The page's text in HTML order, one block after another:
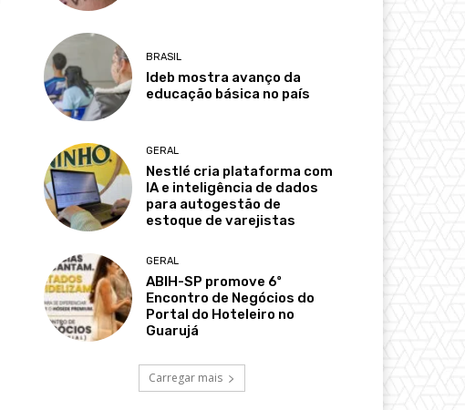
BRASIL
Ideb mostra avanço da
educação básica no país
GERAL
Nestlé cria plataforma com
IA e inteligência de dados
para autogestão de
estoque de varejistas
GERAL
ABIH-SP promove 6º
Encontro de Negócios do
Portal do Hoteleiro no
Guarujá
Carregar mais